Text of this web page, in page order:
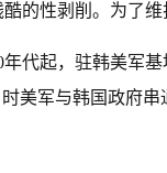
的性剥削。为了
年代起，驻韩美军
时美军与韩国政府